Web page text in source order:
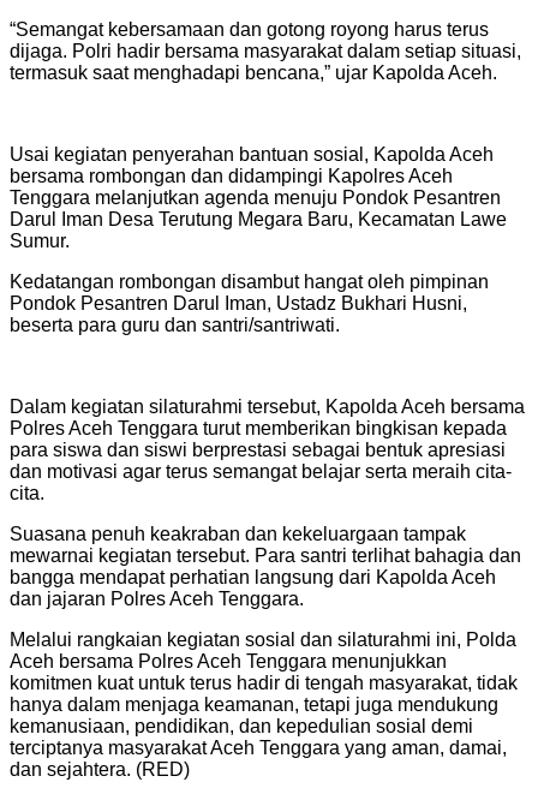
“Semangat kebersamaan dan gotong royong harus terus
dijaga. Polri hadir bersama masyarakat dalam setiap situasi,
termasuk saat menghadapi bencana,” ujar Kapolda Aceh.
Usai kegiatan penyerahan bantuan sosial, Kapolda Aceh
bersama rombongan dan didampingi Kapolres Aceh
Tenggara melanjutkan agenda menuju Pondok Pesantren
Darul Iman Desa Terutung Megara Baru, Kecamatan Lawe
Sumur.
Kedatangan rombongan disambut hangat oleh pimpinan
Pondok Pesantren Darul Iman, Ustadz Bukhari Husni,
beserta para guru dan santri/santriwati.
Dalam kegiatan silaturahmi tersebut, Kapolda Aceh bersama
Polres Aceh Tenggara turut memberikan bingkisan kepada
para siswa dan siswi berprestasi sebagai bentuk apresiasi
dan motivasi agar terus semangat belajar serta meraih cita-
cita.
Suasana penuh keakraban dan kekeluargaan tampak
mewarnai kegiatan tersebut. Para santri terlihat bahagia dan
bangga mendapat perhatian langsung dari Kapolda Aceh
dan jajaran Polres Aceh Tenggara.
Melalui rangkaian kegiatan sosial dan silaturahmi ini, Polda
Aceh bersama Polres Aceh Tenggara menunjukkan
komitmen kuat untuk terus hadir di tengah masyarakat, tidak
hanya dalam menjaga keamanan, tetapi juga mendukung
kemanusiaan, pendidikan, dan kepedulian sosial demi
terciptanya masyarakat Aceh Tenggara yang aman, damai,
dan sejahtera. (RED)